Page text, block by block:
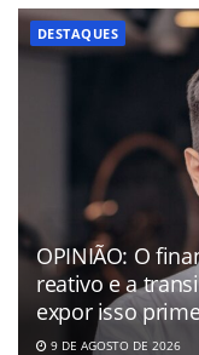
DESTAQUES
OPINIÃO: O
reativo e a
expor isso
9 DE AGOSTO DE 2026